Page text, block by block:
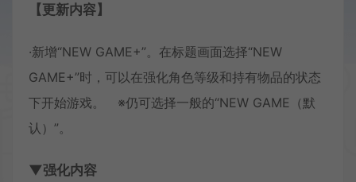
【更新内容】
·新增“NEW GAME+”。在标题画面选择“NEW
GAME+”时，可以在强化角色等级和持有物品的状态
下开始游戏。 ※仍可选择一般的“NEW GAME（默
认）”。
▼强化内容